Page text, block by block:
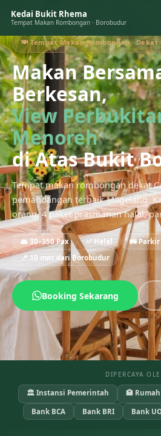
Kedai Bukit Rhema
Tempat Makan Rombongan · Borobudur
🍽️ Tempat Makan Rombongan · Dekat
Makan
Berkesan,
View
Menoreh
di Atas Bukit
Tempat makan rombongan dekat
pemandangan terbaik Magelang.
orang, 4 paket prasmanan halal,
👥 30–350 Pax ✅ Halal 🚌
📍 10 mnt dari Borobudur
Booking Sekarang
DIPERCAYA
🏛 Instansi Pemerintah 🏥
Bank BCA Bank BRI Bank